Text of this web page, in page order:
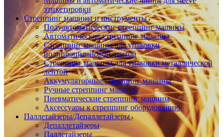
этикетировки
Стреппинг машины и инструменты
Полуавтоматические стреппинг машины
Автоматические стреппинг машины
Стреппинг машины для упаковки
полипропиленовой лентой
Стреппинг машины для упаковки металлической
лентой
Аккумуляторные стреппинг машины
Ручные стреппинг машины
Пневматические стреппинг машины
Аксессуары к стреппинг оборудованию
Паллетайзеры/Депаллетайзеры
Депаллетайзеры
Паллетайзеры